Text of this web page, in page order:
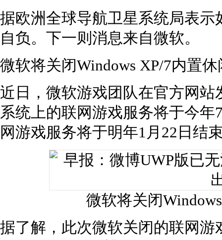
据欧洲全球导航卫星系统局表
自负。下一则消息来自微软。
微软将关闭Windows XP/7内置
近日，微软游戏团队在官方网站
系统上的联网游戏服务将于今年
网游戏服务将于明年1月22日结
微软将关闭
据了解，此次微软关闭的联网